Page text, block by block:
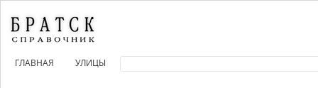
ГЛАВНАЯ УЛИЦЫ